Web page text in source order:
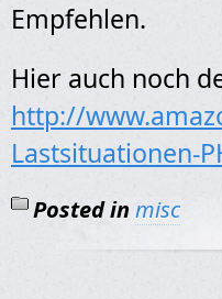
Empfehlen.
Hier auch noch
http://
Lastsituationen-
Posted in misc